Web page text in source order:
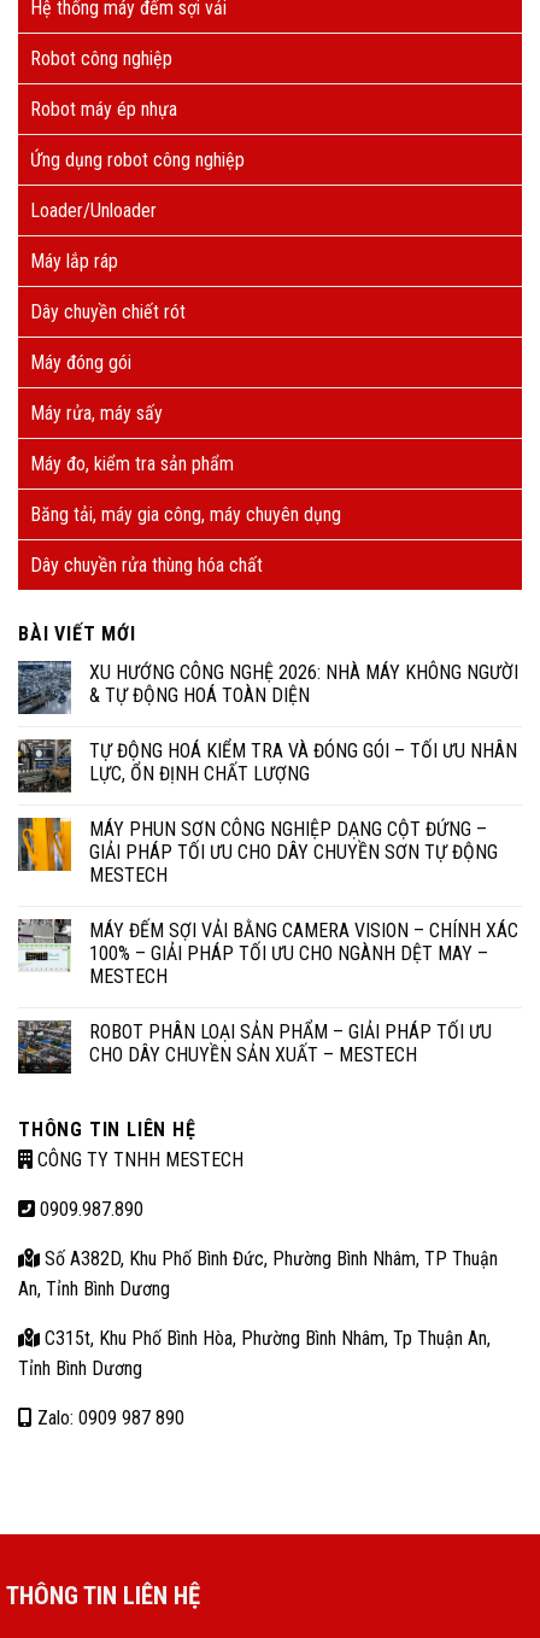
Hệ thống máy đếm sợi vải
Robot công nghiệp
Robot máy ép nhựa
Ứng dụng robot công nghiệp
Loader/Unloader
Máy lắp ráp
Dây chuyền chiết rót
Máy đóng gói
Máy rửa, máy sấy
Máy đo, kiểm tra sản phẩm
Băng tải, máy gia công, máy chuyên dụng
Dây chuyền rửa thùng hóa chất
BÀI VIẾT MỚI
XU HƯỚNG CÔNG NGHỆ 2026: NHÀ MÁY KHÔNG NGƯỜI
& TỰ ĐỘNG HOÁ TOÀN DIỆN
TỰ ĐỘNG HOÁ KIỂM TRA VÀ ĐÓNG GÓI – TỐI ƯU NHÂN
LỰC, ỔN ĐỊNH CHẤT LƯỢNG
MÁY PHUN SƠN CÔNG NGHIỆP DẠNG CỘT ĐỨNG –
GIẢI PHÁP TỐI ƯU CHO DÂY CHUYỀN SƠN TỰ ĐỘNG
MESTECH
MÁY ĐẾM SỢI VẢI BẰNG CAMERA VISION – CHÍNH XÁC
100% – GIẢI PHÁP TỐI ƯU CHO NGÀNH DỆT MAY –
MESTECH
ROBOT PHÂN LOẠI SẢN PHẨM – GIẢI PHÁP TỐI ƯU
CHO DÂY CHUYỀN SẢN XUẤT – MESTECH
THÔNG TIN LIÊN HỆ
CÔNG TY TNHH MESTECH
0909.987.890
Số A382D, Khu Phố Bình Đức, Phường Bình Nhâm, TP Thuận
An, Tỉnh Bình Dương
C315t, Khu Phố Bình Hòa, Phường Bình Nhâm, Tp Thuận An,
Tỉnh Bình Dương
Zalo: 0909 987 890
THÔNG TIN LIÊN HỆ